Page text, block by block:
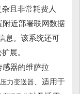
且非常耗费人
附近部署联网数据
息。该系统还可
展。
器的维萨拉
力变送器 、适用于